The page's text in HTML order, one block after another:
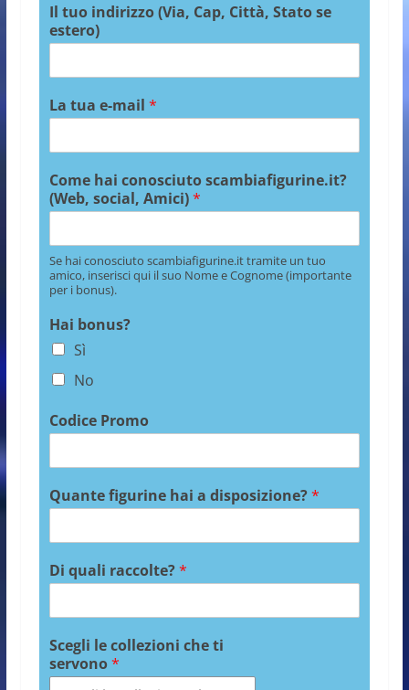
Il tuo indirizzo (Via, Cap, Città, Stato se
estero)
La tua e-mail *
Come hai conosciuto scambiafigurine.it?
(Web, social, Amici)*
Se hai conosciuto scambiafigurine.it tramite un tuo
amico, inserisci qui il suo Nome e Cognome (importante
per i bonus).
Hai bonus?
Sì
No
Codice Promo
Quante figurine hai a disposizione?*
Di quali raccolte?*
Scegli le collezioni che ti
servono*